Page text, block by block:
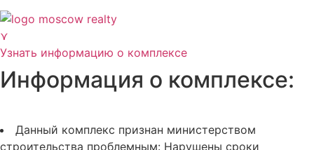
⋎
Узнать информацию о комплексе
Информация о комплексе:
Данный комплекс признан министерством
строительства проблемным: Нарушены сроки